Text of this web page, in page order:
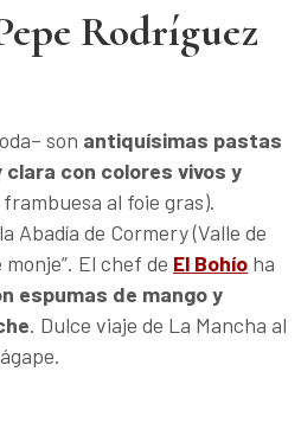
Rodríguez
son antiquísimas pastas
clara con colores vivos y
frambuesa al foie gras).
Abadía de Cormery (Valle de
monje”. El chef de El Bohío ha
espumas de mango y
. Dulce viaje de La Mancha al